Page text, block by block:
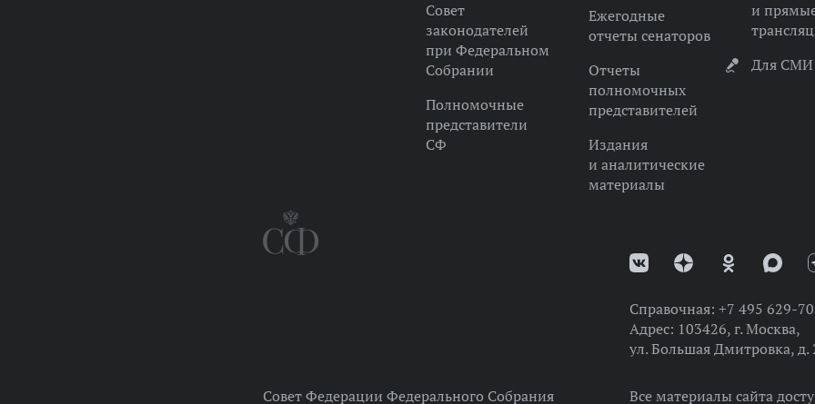
Совет
законодателей
при Федеральном
Собрании
Полномочные
представители
СФ
Ежегодные
отчеты сенаторов
Отчеты
полномочных
представителей
Издания
и аналитические
материалы
и
Для СМИ
Справочная: +7 495 629-
Адрес: 103426, г. Москва,
ул. Большая Дмитровка, д.
Совет Федерации Федерального Собрания Все материалы сайта